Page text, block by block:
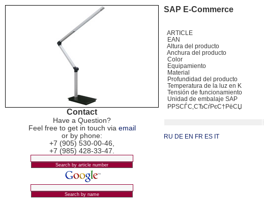
Contact
Have a Question?
Feel free to get in touch via email
or by phone:
+7 (905) 530-00-46,
+7 (985) 428-33-47.
SAP E-Commerce
ARTICLE
EAN
Altura del producto
Anchura del producto
Color
Equipamiento
Material
Profundidad del producto
Temperatura de la luz en K
Tensión de funcionamiento
Unidad de embalaje SAP
РРЅСЃС‚СЂСѓРєС†РёСЏ
RU DE EN FR ES IT